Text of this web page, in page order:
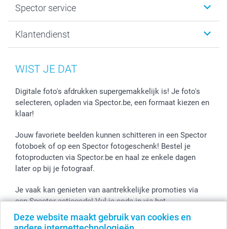
Deze website maakt gebruik van cookies en
Fotoboeken
Fotoprints, Fotoposter & Fotoalbum met fotoprints
Fotokaders, Decoratie en Snoepjes
Stickers en Etiketten
Sitemap
Privacybeleid
Spector service
smartbonus
Mijn orderstatus
Klantendienst
WIST JE DAT
Digitale foto's afdrukken supergemakkelijk is! Je foto's
selecteren, opladen via Spector.be, een formaat kiezen en
klaar!
Jouw favoriete beelden kunnen schitteren in een Spector
fotoboek of op een Spector fotogeschenk! Bestel je
fotoproducten via Spector.be en haal ze enkele dagen
later op bij je fotograaf.
Je vaak kan genieten van aantrekkelijke promoties via
een Spector actiecode! Vul je code in via het
winkelmandje en de korting wordt onmiddellijk toegepast.